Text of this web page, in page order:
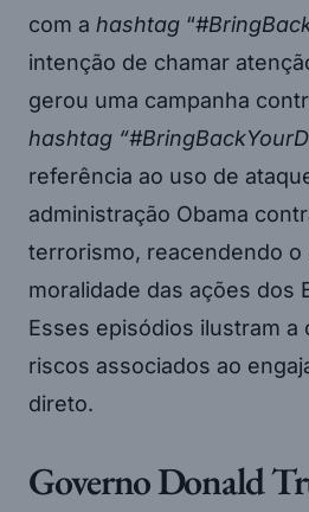
com a hashtag “
intenção de chamar
gerou uma campanha
hashtag
referência ao uso de
administração Obama
terrorismo, reacendendo o
moralidade das ações dos
Esses episódios ilustram a
riscos associados ao
direto.
Governo Donald